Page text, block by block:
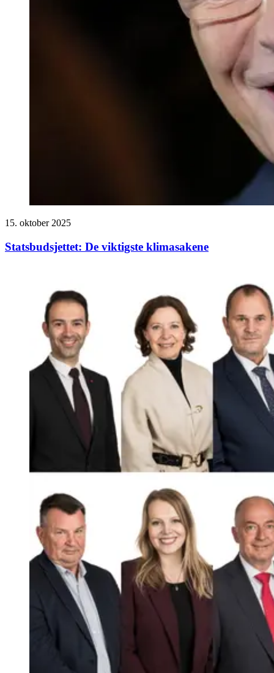
15. oktober 2025
Statsbudsjettet: De viktigste klimasakene